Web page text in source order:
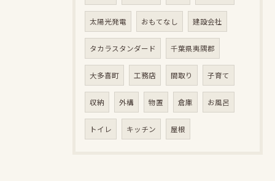
太陽光発電 おもてなし 建設会社
タカラスタンダード 千葉県夷隅郡
大多喜町 工務店 間取り 子育て
収納 外構 物置 倉庫 お風呂
トイレ キッチン 屋根